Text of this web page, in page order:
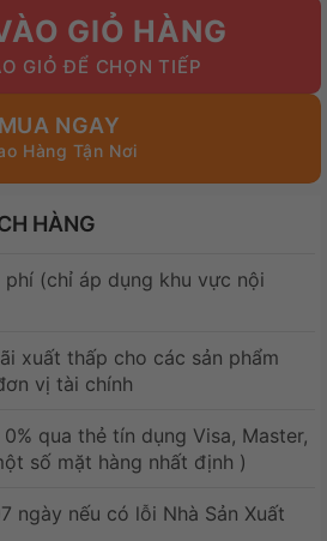
GIỎ HÀNG
MUA NGAY
HÀNG
phí (chỉ áp dụng khu vực nội
xuất thấp cho các sản phẩm
vị tài chính
qua thẻ tín dụng Visa, Master,
số mặt hàng nhất định )
ngày nếu có lỗi Nhà Sản Xuất